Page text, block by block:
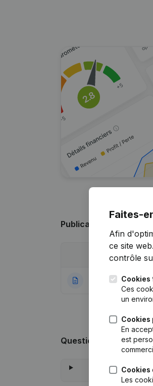
Publications
13-12-2022
Questions
Faites-
Afin
ce site web.
contrôle
Ces
un
En
est
Cookies
Les